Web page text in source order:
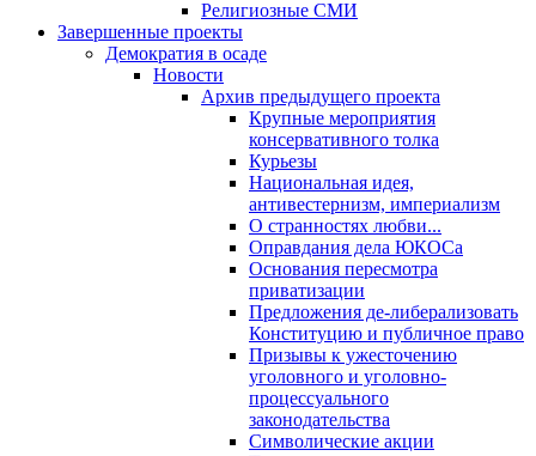
Религиозные СМИ
Завершенные проекты
Демократия в осаде
Новости
Архив предыдущего проекта
Крупные мероприятия
консервативного толка
Курьезы
Национальная идея,
антивестернизм, империализм
О странностях любви...
Оправдания дела ЮКОСа
Основания пересмотра
приватизации
Предложения де-либерализовать
Конституцию и публичное право
Призывы к ужесточению
уголовного и уголовно-
процессуального
законодательства
Символические акции